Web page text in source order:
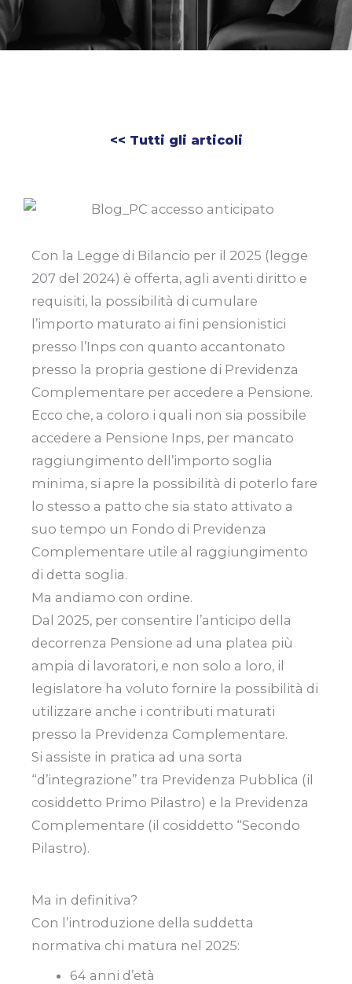
<< Tutti gli articoli
Con la Legge di Bilancio per il 2025 (legge
207 del 2024) è offerta, agli aventi diritto e
requisiti, la possibilità di cumulare
l’importo maturato ai fini pensionistici
presso l’Inps con quanto accantonato
presso la propria gestione di Previdenza
Complementare per accedere a Pensione.
Ecco che, a coloro i quali non sia possibile
accedere a Pensione Inps, per mancato
raggiungimento dell’importo soglia
minima, si apre la possibilità di poterlo fare
lo stesso a patto che sia stato attivato a
suo tempo un Fondo di Previdenza
Complementare utile al raggiungimento
di detta soglia.
Ma andiamo con ordine.
Dal 2025, per consentire l’anticipo della
decorrenza Pensione ad una platea più
ampia di lavoratori, e non solo a loro, il
legislatore ha voluto fornire la possibilità di
utilizzare anche i contributi maturati
presso la Previdenza Complementare.
Si assiste in pratica ad una sorta
“d’integrazione” tra Previdenza Pubblica (il
cosiddetto Primo Pilastro) e la Previdenza
Complementare (il cosiddetto “Secondo
Pilastro).
Ma in definitiva?
Con l’introduzione della suddetta
normativa chi matura nel 2025:
64 anni d’età